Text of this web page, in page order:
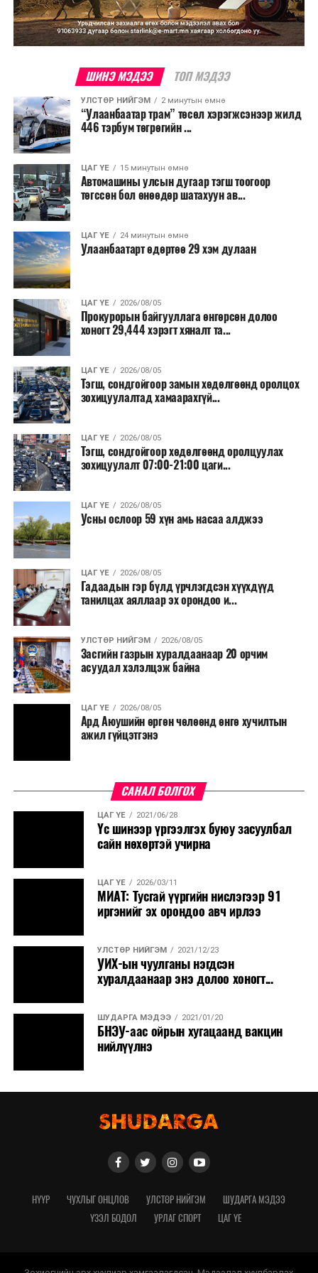
Бусад хэргүүдээс дурдвал, Дорноговь аймагт үнэт
эдлэлийн дэлгүүрээс их хэмжээний эд зүйл
бодистой холбоотой, хууль бусаар эм худалдах, хүн
яллах дүгнэлт үйлдэж, холбогдох шүүхүүдэд
шилжүүлсэн байна.
ШИНЭ МЭДЭЭ ТОП МЭДЭЭ
УЛСТӨР НИЙГЭМ 2 минутын өмнө
“Улаанбаатар трам” төсөл хэрэгжсэнээр жилд
446 тэрбум төгрөгийн ...
ЦАГ ҮЕ 15 минутын өмнө
Автомашины улсын дугаар тэгш тоогоор
төгссөн бол өнөөдөр шатахуун ав...
ЦАГ ҮЕ 24 минутын өмнө
Улаанбаатарт өдөртөө 29 хэм дулаан
ЦАГ ҮЕ 2026/08/05
Прокурорын байгууллага өнгөрсөн долоо
хоногт 29,444 хэрэгт хяналт та...
ЦАГ ҮЕ 2026/08/05
Тэгш, сондгойгоор замын хөдөлгөөнд оролцох
зохицуулалтад хамаарахгүй...
ЦАГ ҮЕ 2026/08/05
Тэгш, сондгойгоор хөдөлгөөнд оролцуулах
зохицуулалт 07:00-21:00 цаги...
ЦАГ ҮЕ 2026/08/05
Усны ослоор 59 хүн амь насаа алджээ
ЦАГ ҮЕ 2026/08/05
Гадаадын гэр бүлд үрчлэгдсэн хүүхдүүд
танилцах аяллаар эх орондоо и...
УЛСТӨР НИЙГЭМ 2026/08/05
Засгийн газрын хуралдаанаар 20 орчим
асуудал хэлэлцэж байна
ЦАГ ҮЕ 2026/08/05
Ард Аюушийн өргөн чөлөөнд өнгө хучилтын
ажил гүйцэтгэнэ
САНАЛ БОЛГОХ
ЦАГ ҮЕ 2021/06/28
Үс шинээр үргээлгэх буюу засуулбал
сайн нөхөртэй учирна
ЦАГ ҮЕ 2026/03/11
МИАТ: Тусгай үүргийн нислэгээр 91
иргэнийг эх орондоо авч ирлээ
УЛСТӨР НИЙГЭМ 2021/12/23
УИХ-ын чуулганы нэгдсэн
хуралдаанаар энэ долоо хоногт...
ШУДАРГА МЭДЭЭ 2021/01/20
БНЭУ-аас ойрын хугацаанд вакцин
нийлүүлнэ
НҮҮР ЧУХЛЫГ ОНЦЛОВ УЛСТӨР НИЙГЭМ
ШУДАРГА МЭДЭЭ
ҮЗЭЛ БОДОЛ
УРЛАГ СПОРТ ЦАГ ҮЕ